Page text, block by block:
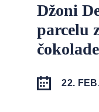
Džoni
parcelu
čokolade
22.